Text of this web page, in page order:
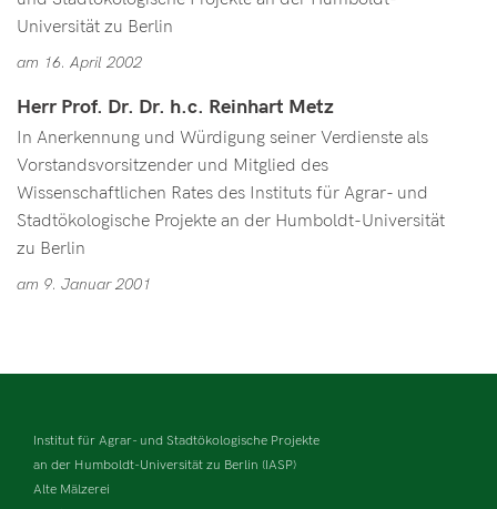
Universität zu Berlin
am 16. April 2002
Herr Prof. Dr. Dr. h.c. Reinhart Metz
In Anerkennung und Würdigung seiner Verdienste als
Vorstandsvorsitzender und Mitglied des
Wissenschaftlichen Rates des Instituts für Agrar- und
Stadtökologische Projekte an der Humboldt-Universität
zu Berlin
am 9. Januar 2001
Institut für Agrar- und Stadtökologische Projekte
an der Humboldt-Universität zu Berlin (IASP)
Alte Mälzerei